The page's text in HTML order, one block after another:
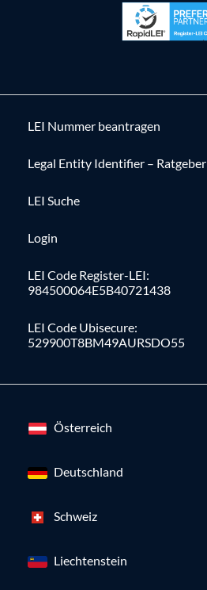
LEI Nummer beantragen
Legal Entity Identifier – Ratgeber
LEI Suche
Login
LEI Code Register-LEI:
984500064E5B40721438
LEI Code Ubisecure:
529900T8BM49AURSDO55
Österreich
Deutschland
Schweiz
Liechtenstein